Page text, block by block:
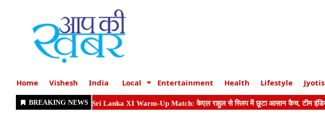
Home Vishesh India Local Entertainment Health Lifestyle